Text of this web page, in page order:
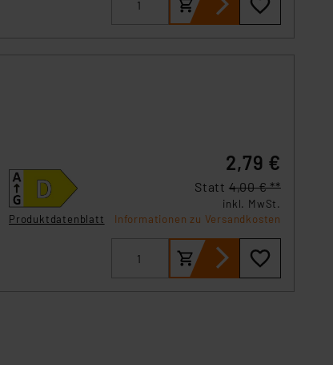
Produktdatenblatt
2,79 €
Statt 4,00 € **
inkl. MwSt.
Informationen zu Versandkosten